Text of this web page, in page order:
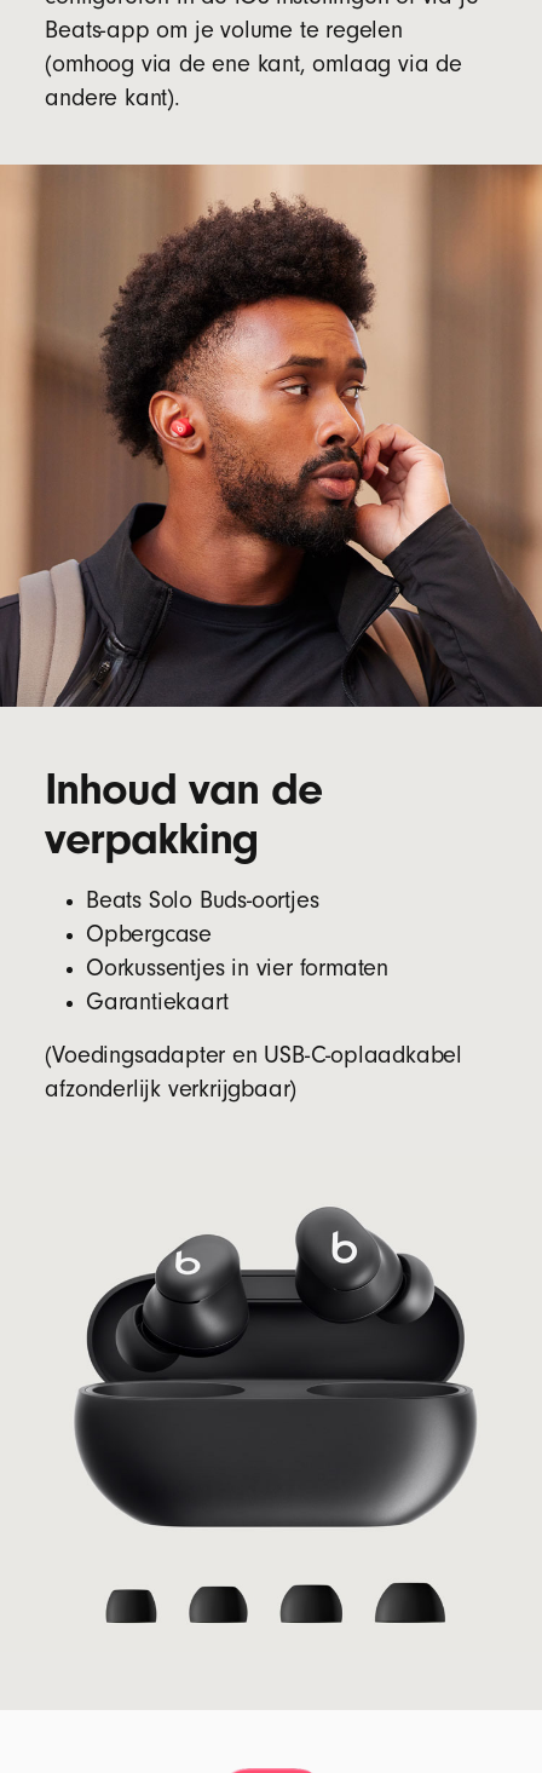
Beats-app om je volume te regelen
(omhoog via de ene kant, omlaag via de
andere kant).
Inhoud van de
verpakking
Beats Solo Buds-oortjes
Opbergcase
Oorkussentjes in vier formaten
Garantiekaart
(Voedingsadapter en USB-C-oplaadkabel
afzonderlijk verkrijgbaar)